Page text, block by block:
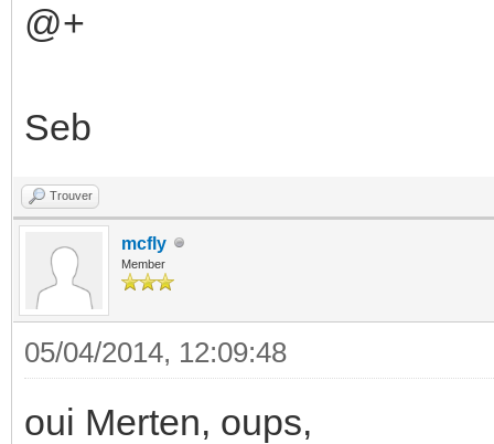
@+
Seb
Trouver
mcfly
Member
05/04/2014, 12:09:48
oui Merten, oups,